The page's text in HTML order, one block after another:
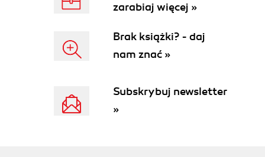
zarabiaj więcej »
Brak książki? - daj
nam znać »
Subskrybuj newsletter
»